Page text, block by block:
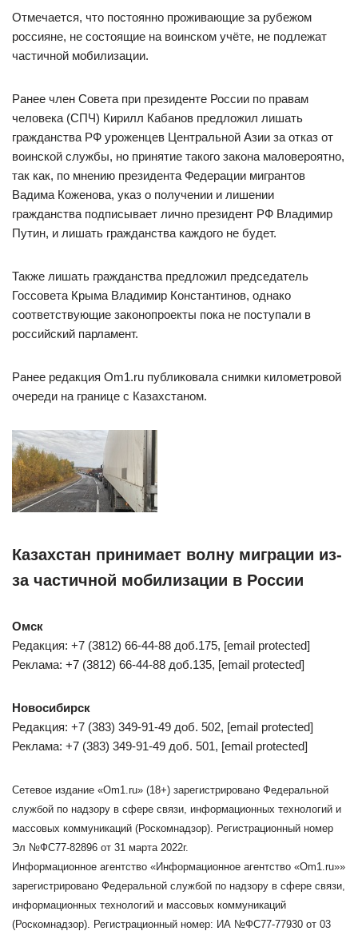
Отмечается, что постоянно проживающие за рубежом
россияне, не состоящие на воинском учёте, не подлежат
частичной мобилизации.
Ранее член Совета при президенте России по правам
человека (СПЧ) Кирилл Кабанов предложил лишать
гражданства РФ уроженцев Центральной Азии за отказ от
воинской службы, но принятие такого закона маловероятно,
так как, по мнению президента Федерации мигрантов
Вадима Коженова, указ о получении и лишении
гражданства подписывает лично президент РФ Владимир
Путин, и лишать гражданства каждого не будет.
Также лишать гражданства предложил председатель
Госсовета Крыма Владимир Константинов, однако
соответствующие законопроекты пока не поступали в
российский парламент.
Ранее редакция Om1.ru публиковала снимки километровой
очереди на границе с Казахстаном.
Казахстан принимает волну миграции из-
за частичной мобилизации в России
Омск
Редакция: +7 (3812) 66-44-88 доб.175, [email protected]
Реклама: +7 (3812) 66-44-88 доб.135, [email protected]
Новосибирск
Редакция: +7 (383) 349-91-49 доб. 502, [email protected]
Реклама: +7 (383) 349-91-49 доб. 501, [email protected]
Сетевое издание «Om1.ru» (18+) зарегистрировано Федеральной
службой по надзору в сфере связи, информационных технологий и
массовых коммуникаций (Роскомнадзор). Регистрационный номер
Эл №ФС77-82896 от 31 марта 2022г.
Информационное агентство «Информационное агентство «Om1.ru»»
зарегистрировано Федеральной службой по надзору в сфере связи,
информационных технологий и массовых коммуникаций
(Роскомнадзор). Регистрационный номер: ИА №ФС77-77930 от 03